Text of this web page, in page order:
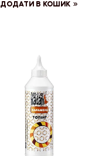
ДОДАТИ В КОШИК